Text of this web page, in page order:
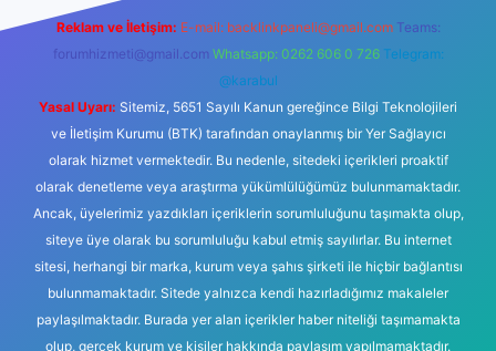
Reklam ve İletişim: E-mail: backlinkpaneli@gmail.com Teams:
forumhizmeti@gmail.com Whatsapp: 0262 606 0 726 Telegram:
@karabul
Yasal Uyarı: Sitemiz, 5651 Sayılı Kanun gereğince Bilgi Teknolojileri
ve İletişim Kurumu (BTK) tarafından onaylanmış bir Yer Sağlayıcı
olarak hizmet vermektedir. Bu nedenle, sitedeki içerikleri proaktif
olarak denetleme veya araştırma yükümlülüğümüz bulunmamaktadır.
Ancak, üyelerimiz yazdıkları içeriklerin sorumluluğunu taşımakta olup,
siteye üye olarak bu sorumluluğu kabul etmiş sayılırlar. Bu internet
sitesi, herhangi bir marka, kurum veya şahıs şirketi ile hiçbir bağlantısı
bulunmamaktadır. Sitede yalnızca kendi hazırladığımız makaleler
paylaşılmaktadır. Burada yer alan içerikler haber niteliği taşımamakta
olup, gerçek kurum ve kişiler hakkında paylaşım yapılmamaktadır.